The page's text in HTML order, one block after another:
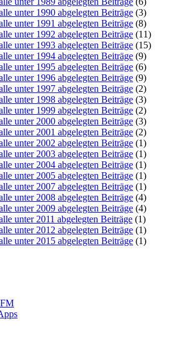
(3)
(8)
(11)
(15)
(9)
(6)
(9)
(2)
(3)
(2)
(3)
(2)
(1)
(1)
(1)
(1)
(1)
(4)
(4)
(1)
(1)
(1)